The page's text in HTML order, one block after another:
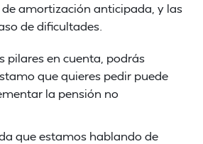
amortización anticipada, y las
de dificultades.
pilares en cuenta, podrás
que quieres pedir puede
la pensión no
que estamos hablando de